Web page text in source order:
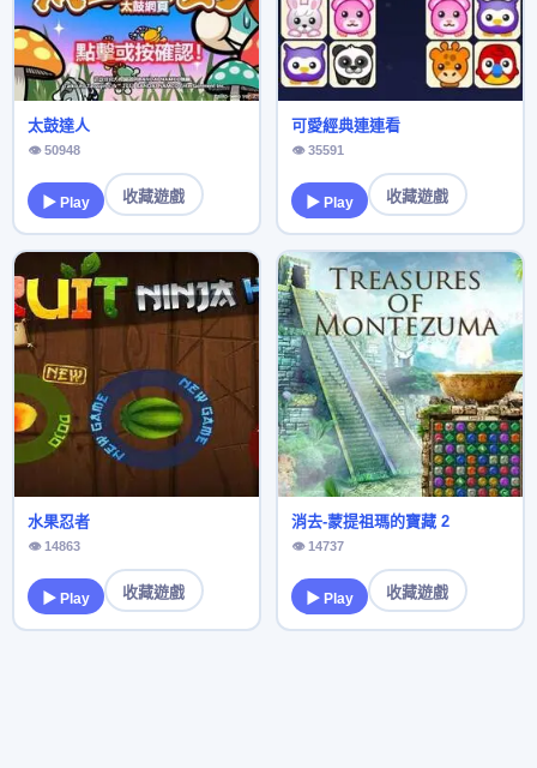
太鼓達人
👁 50948
▶ Play 收藏遊戲
可愛經典連連看
👁 35591
▶ Play 收藏遊戲
水果忍者
👁 14863
▶ Play 收藏遊戲
消去-蒙提祖瑪的寶藏 2
👁 14737
▶ Play 收藏遊戲